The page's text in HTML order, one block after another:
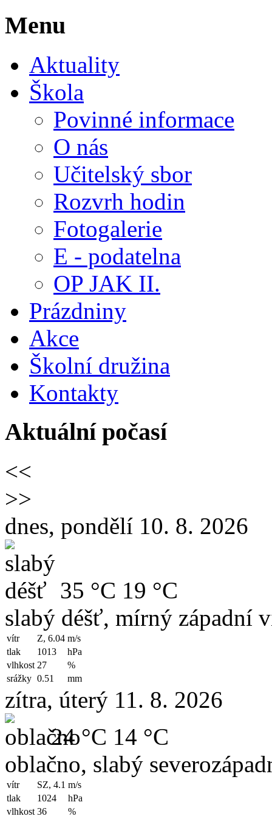
Menu
Aktuality
Škola
Povinné informace
O nás
Učitelský sbor
Rozvrh hodin
Fotogalerie
E - podatelna
OP JAK II.
Prázdniny
Akce
Školní družina
Kontakty
Aktuální počasí
<<
>>
dnes, pondělí 10. 8. 2026
35 °C 19 °C
slabý déšť, mírný západní
vítr Z, 6.04 m/s
tlak
1013
hPa
vlhkost 27
%
srážky 0.51 mm
zítra, úterý 11. 8. 2026
24 °C 14 °C
oblačno, slabý
vítr SZ, 4.1 m/s
tlak
1024
hPa
vlhkost 36 %